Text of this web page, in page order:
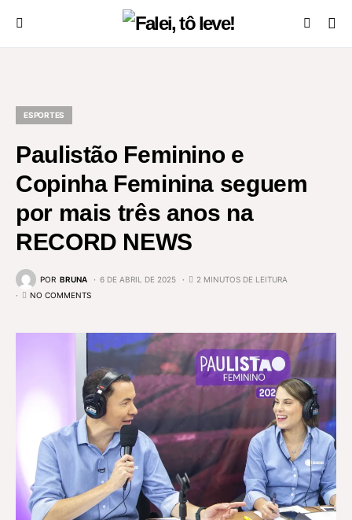
ESPORTES
Paulistão Feminino e
Copinha Feminina seguem
por mais três anos na
RECORD NEWS
POR BRUNA 6 DE ABRIL DE 2025
2 MINUTOS DE LEITURA
NO COMMENTS